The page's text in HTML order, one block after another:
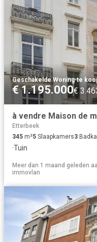
Geschakelde Woning·te
€ 1.195.000€
Etterbeek
345 m²5 Slaapkamers3
·Tuin
Meer dan 1 maand geleden
immovlan